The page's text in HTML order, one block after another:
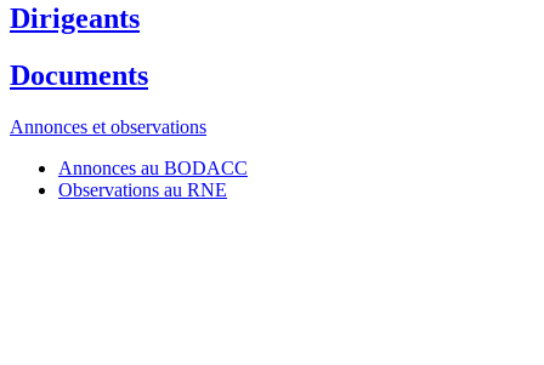
Dirigeants
Documents
Annonces et observations
Annonces au BODACC
Observations au RNE